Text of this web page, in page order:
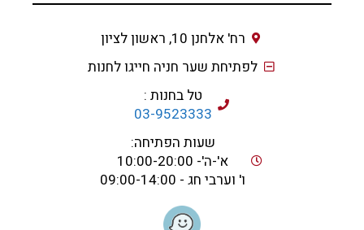
רח' אלחנן 10, ראשון לציון
לפתיחת שער חניה חייגו לחנות
טל בחנות :
03-9523333
שעות הפתיחה:
א'-ה'- 10:00-20:00
ו' וערבי חג - 09:00-14:00